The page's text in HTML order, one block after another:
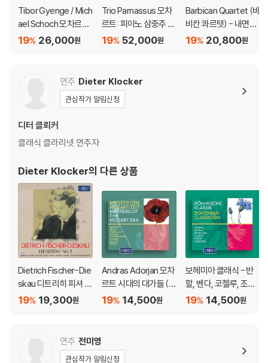
Tibor Gyenge / Mich
ael Schoch 모차르트:
바이올린 소나타집 (M
26,000원
19%
Trio Parnassus 모차
르트: 피아노 삼중주 전
곡 (Mozart: Comple
52,000원
19%
Barbican Quartet (바
비칸 콰르텟) - 내면의
빛 (Lux Intus)
20,800원
19%
연주 Dieter Klocker
관심작가 알림신청
디터 클뢰커
클래식 클라리넷 연주자
Dieter Klocker의 다른 상품
Dietrich Fischer-Die
skau 디트리히 피셔 디
스카우 에디션 2집 (Lie
19,300원
19%
Andras Adorjan 모차
르트 시대의 대가들 (M
asters of the Mozar
14,500원
19%
보헤미아 클래식 - 반
할, 벤다, 코첼루, 조베
크, 피비히, 회르스터,
14,500원
19%
연주 전미영
관심작가 알림신청